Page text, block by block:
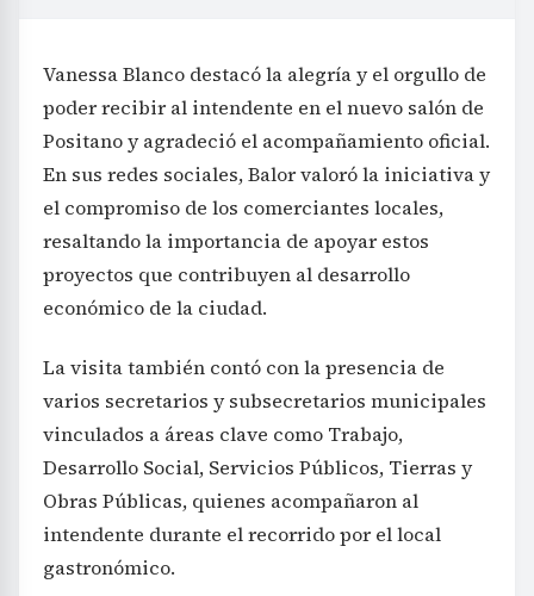
Vanessa Blanco destacó la alegría y el orgullo de
poder recibir al intendente en el nuevo salón de
Positano y agradeció el acompañamiento oficial.
En sus redes sociales, Balor valoró la iniciativa y
el compromiso de los comerciantes locales,
resaltando la importancia de apoyar estos
proyectos que contribuyen al desarrollo
económico de la ciudad.
La visita también contó con la presencia de
varios secretarios y subsecretarios municipales
vinculados a áreas clave como Trabajo,
Desarrollo Social, Servicios Públicos, Tierras y
Obras Públicas, quienes acompañaron al
intendente durante el recorrido por el local
gastronómico.